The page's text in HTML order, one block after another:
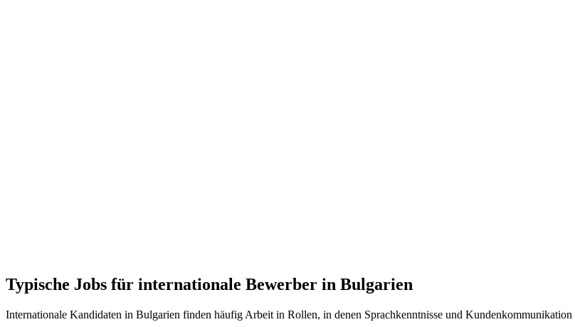
Typische Jobs für internationale Bewerber in Bulgarien
Internationale Kandidaten in Bulgarien finden häufig Arbeit in Rollen, in denen Sprachkenntnisse und Kundenkommunikation